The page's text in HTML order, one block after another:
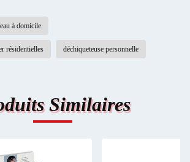
à domicile
résidentielles déchiqueteuse personnelle
Similaires